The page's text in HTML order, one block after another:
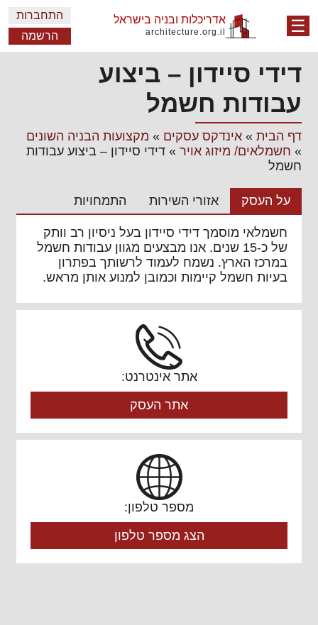
☰ אדריכלות ובניה בישראל
architecture.org.il
התחברות
הרשמה
דידי סיידון – ביצוע
עבודות חשמל
דף הבית» אינדקס עסקים » מקצועות הבניה השונים
» חשמלאים/ מיזוג אויר» דידי סיידון – ביצוע עבודות
חשמל
על העסק אזורי השירות התמחויות
חשמלאי מוסמך דידי סיידון בעל ניסיון רב וותק
של כ-15 שנים. אנו מבצעים מגוון עבודות חשמל
במרכז הארץ. נשמח לעמוד לרשותך בפתרון
בעיות חשמל קיימות וכמובן למנוע אותן מראש.
אתר אינטרנט:
אתר העסק
מספר טלפון:
הצג מספר טלפון